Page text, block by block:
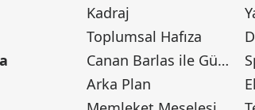
Kadraj
Toplumsal Hafıza
Canan Barlas ile Gündem
Arka Plan